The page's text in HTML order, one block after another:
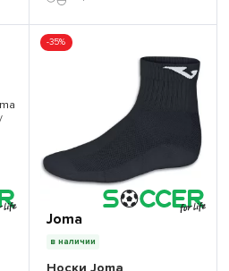
-35%
Joma
в наличии
Носки Joma